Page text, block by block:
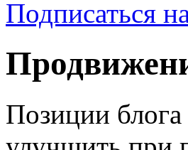
Подписаться
Позиции